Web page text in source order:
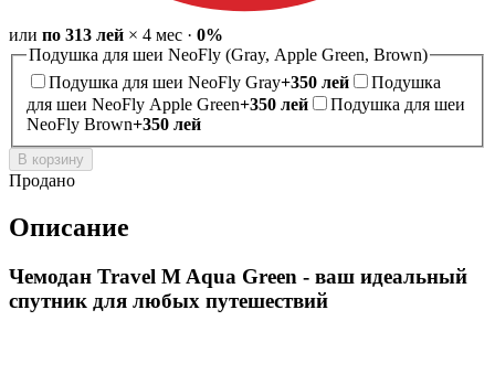
или по 313 лей × 4 мес · 0%
Подушка для шеи NeoFly (Gray, Apple Green, Brown)
Подушка для шеи NeoFly Gray+350 лей
Подушка
для шеи NeoFly Apple Green+350 лей
Подушка для шеи
NeoFly Brown+350 лей
В корзину
Продано
Описание
Чемодан Travel M Aqua Green - ваш идеальный
спутник для любых путешествий